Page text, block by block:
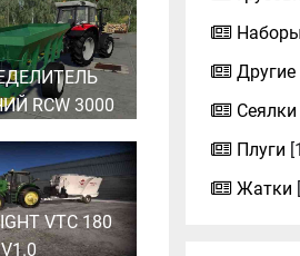
RCW 3000
VTC 180
V1.0
Сеялки
Плуги
Жатки